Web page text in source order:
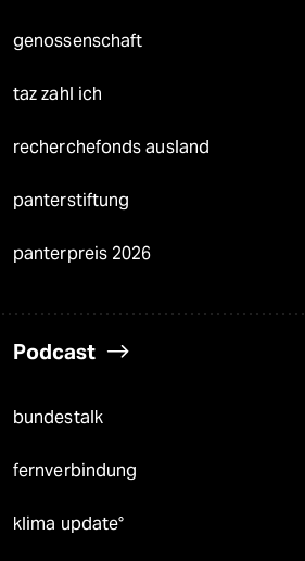
genossenschaft
taz zahl ich
recherchefonds ausland
panterstiftung
panterpreis 2026
Podcast
bundestalk
fernverbindung
klima update°